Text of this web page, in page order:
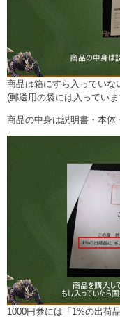
商品は箱にすら入っていな
(郵送用の袋には入ってい
商品の中身は説明書・本体
1000円券には「1%の出荷